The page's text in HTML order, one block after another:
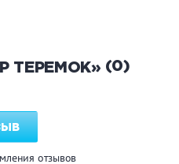
вас всегда ждет
бассейн с
системой и уютной
в теплой
спутниковое
под караоке, сыграть в
ТЕРЕМОК» (0)
отзывов